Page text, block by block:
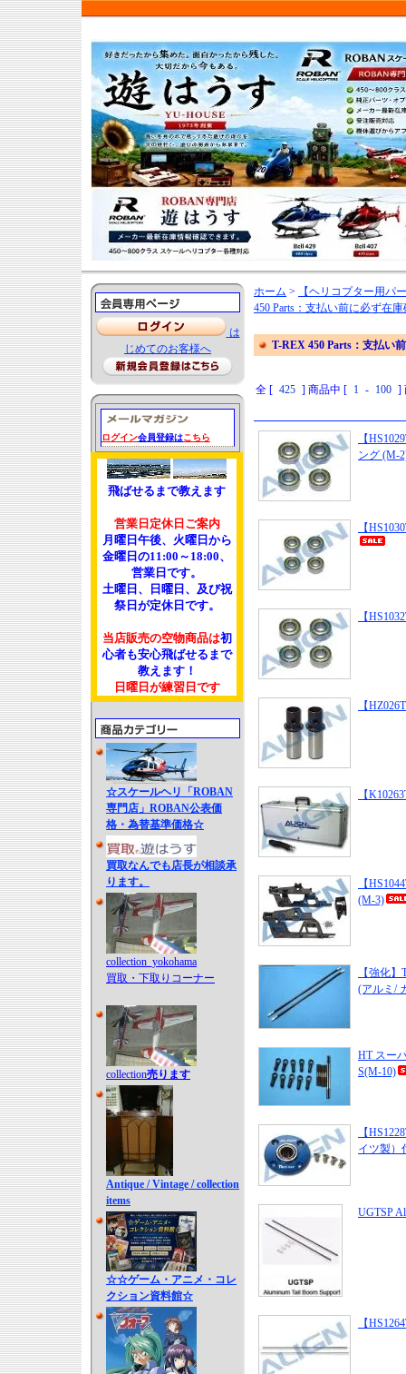
は
じめてのお客様へ
ログイン会員登録はこちら
飛ばせるまで教えます
営業日定休日ご案内
月曜日午後、火曜日から
金曜日の11:00～18:00、
営業日です。
土曜日、日曜日、及び祝
祭日が定休日です。
当店販売の空物商品は初
心者も安心飛ばせるまで
教えます！
日曜日が練習日です
☆スケールヘリ「ROBAN
専門店」ROBAN公表価
格・為替基準価格☆
買取なんでも店長が相談承
ります。
collection_yokohama
買取・下取りコーナー
collection売ります
Antique / Vintage / collection
items
☆☆ゲーム・アニメ・コレ
クション資料館☆
ホーム >
【ヘリコプター用パ
450 Parts：支払い前に必ず在
T-REX 450 Parts：支払い
全 [ 425 ] 商品中 [ 1 - 100 ]
【
ング (M-
【
【
【
【
【
(M-3)
【強化
(アルミ/
HT スー
S(M-10)
【
イツ製）
UGTSP
【